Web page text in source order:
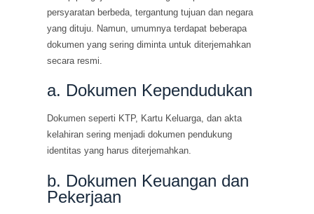
persyaratan berbeda, tergantung tujuan dan negara
yang dituju. Namun, umumnya terdapat beberapa
dokumen yang sering diminta untuk diterjemahkan
secara resmi.
a. Dokumen Kependudukan
Dokumen seperti KTP, Kartu Keluarga, dan akta
kelahiran sering menjadi dokumen pendukung
identitas yang harus diterjemahkan.
b. Dokumen Keuangan dan
Pekerjaan